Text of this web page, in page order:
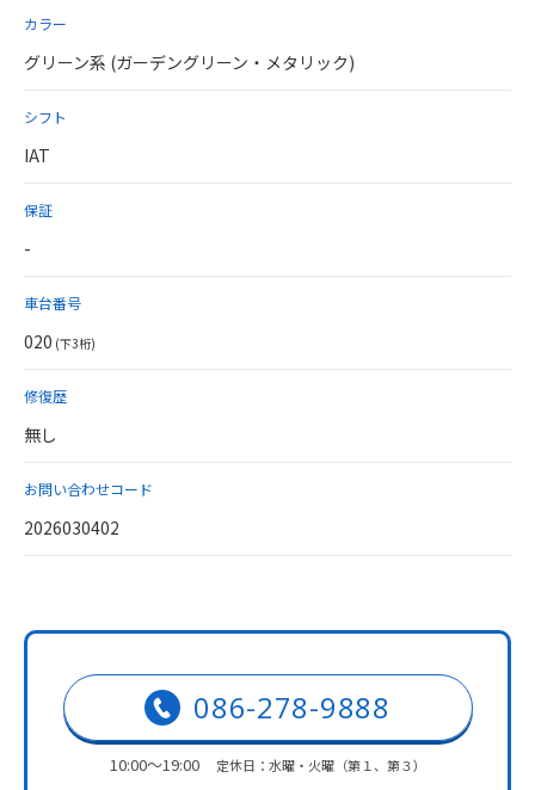
カラー
グリーン系 (ガーデングリーン・メタリック)
シフト
IAT
保証
-
車台番号
020 (下3桁)
修復歴
無し
お問い合わせコード
2026030402
086-278-9888
10:00～19:00 定休日：水曜・火曜（第１、第３）